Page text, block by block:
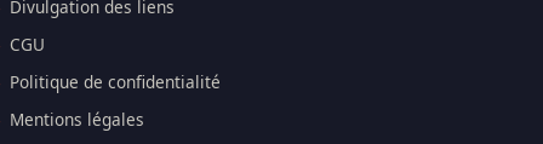
Divulgation des liens
CGU
Politique de confidentialité
Mentions légales